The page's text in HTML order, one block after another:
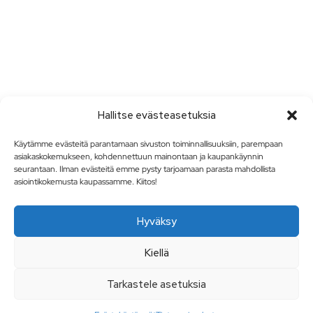
Hallitse evästeasetuksia
Käytämme evästeitä parantamaan sivuston toiminnallisuuksiin, parempaan
asiakaskokemukseen, kohdennettuun mainontaan ja kaupankäynnin
seurantaan. Ilman evästeitä emme pysty tarjoamaan parasta mahdollista
asiointikokemusta kaupassamme. Kiitos!
Hyväksy
Kiellä
Tarkastele asetuksia